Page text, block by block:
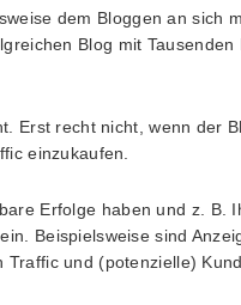
dem Bloggen an sich
Blog mit
Erst recht nicht, wenn der
einzukaufen.
Erfolge haben und z. B.
Beispielsweise sind
und (potenzielle)